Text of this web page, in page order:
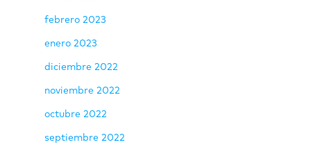
febrero 2023
enero 2023
diciembre 2022
noviembre 2022
octubre 2022
septiembre 2022